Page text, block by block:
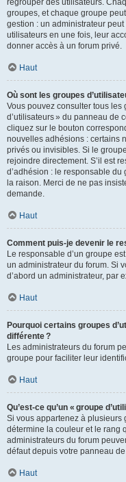
regrouper des utilisateurs.
groupes, et chaque groupe
gestion : un administrateur
utilisateurs en une fois, leur
donner accès à un forum privé.
Haut
Où sont les groupes
Vous pouvez consulter tous les
d’utilisateurs » du panneau de
cliquez sur le bouton
nouvelles adhésions : certains
privés ou invisibles. Si le
rejoindre directement. S’il est
d’adhésion : le responsable
la raison. Merci de ne pas
demande.
Haut
Comment puis-je devenir le
Le responsable d’un groupe
un administrateur du forum. Si
d’abord un administrateur, par
Haut
Pourquoi certains groupes
différente ?
Les administrateurs du forum
groupe pour faciliter leur
Haut
Qu’est-ce qu’un « groupe
Si vous appartenez à plusieurs
détermine la couleur et le rang
administrateurs du forum
défaut depuis votre panneau
Haut